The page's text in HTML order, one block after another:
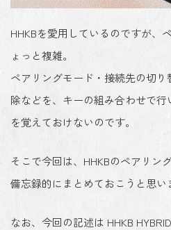
HHKBを愛用しているのですが、
ょっと複雑。
ペアリングモード・接続先の切
除などを、キーの組み合わせで
を覚えておけないのです。
そこで今回は、HHKBのペアリン
備忘録的にまとめておこうと思い
なお、今回の記述は HHKB